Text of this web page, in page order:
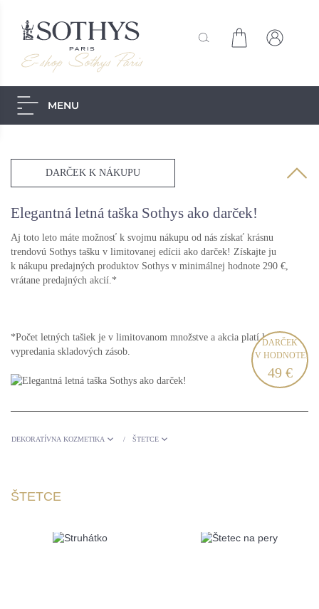
MENU
Akcie
Slnečná starostlivosť
Starostlivosť o tvár
Výpredaj -30%
DARČEK K NÁKUPU
Elegantná letná taška Sothys ako darček!
Aj toto leto máte možnosť k svojmu nákupu od nás získať krásnu
trendovú Sothys tašku v limitovanej edícii ako darček! Získajte ju
k nákupu predajných produktov Sothys v minimálnej hodnote 290 €,
vrátane predajných akcií.*
*Počet letných tašiek je v limitovanom množstve a akcia platí len do
vypredania skladových zásob.
DARČEK
V HODNOTE
49 €
DEKORATÍVNA KOZMETIKA / ŠTETCE
ŠTETCE